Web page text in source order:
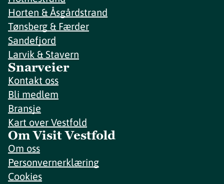
Horten & Åsgårdstrand
Tønsberg & Færder
Sandefjord
Larvik & Stavern
Snarveier
Kontakt oss
Bli medlem
Bransje
Kart over Vestfold
Om Visit Vestfold
Om oss
Personvernerklæring
Cookies